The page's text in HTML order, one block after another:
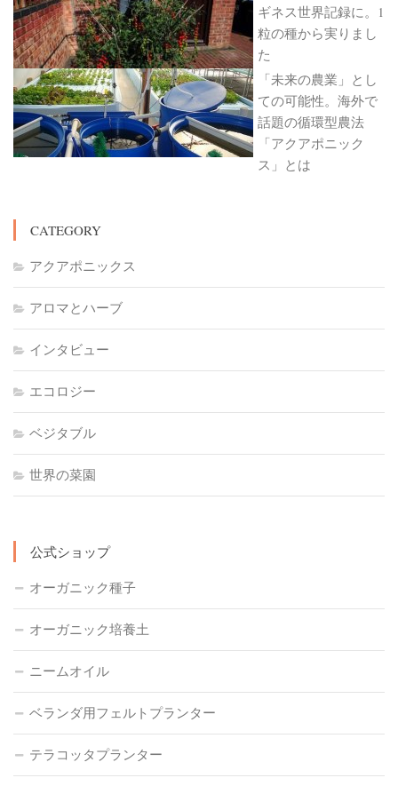
ギネス世界記録に。1
粒の種から実りまし
た
「未来の農業」とし
ての可能性。海外で
話題の循環型農法
「アクアポニック
ス」とは
CATEGORY
アクアポニックス
アロマとハーブ
インタビュー
エコロジー
ベジタブル
世界の菜園
公式ショップ
オーガニック種子
オーガニック培養土
ニームオイル
ベランダ用フェルトプランター
テラコッタプランター